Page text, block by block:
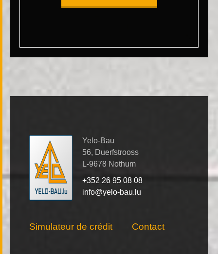
Yelo-Bau
56, Duerfstrooss
L-9678 Nothum
+352 26 95 08 08
info@yelo-bau.lu
Simulateur de crédit Contact